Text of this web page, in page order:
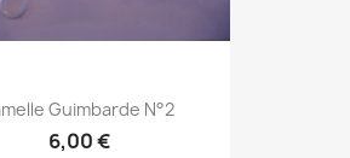
Guimbarde N°2
6,00 €